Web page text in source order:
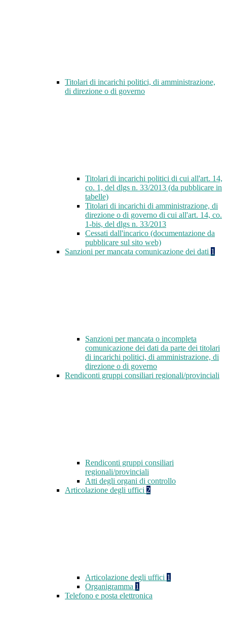
Titolari di incarichi politici, di amministrazione,
di direzione o di governo
Titolari di incarichi politici di cui all'art. 14,
co. 1, del dlgs n. 33/2013 (da pubblicare in
tabelle)
Titolari di incarichi di amministrazione, di
direzione o di governo di cui all'art. 14, co.
1-bis, del dlgs n. 33/2013
Cessati dall'incarico (documentazione da
pubblicare sul sito web)
Sanzioni per mancata comunicazione dei dati 1
Sanzioni per mancata o incompleta
comunicazione dei dati da parte dei titolari
di incarichi politici, di amministrazione, di
direzione o di governo
Rendiconti gruppi consiliari regionali/provinciali
Rendiconti gruppi consiliari
regionali/provinciali
Atti degli organi di controllo
Articolazione degli uffici 2
Articolazione degli uffici 1
Organigramma 1
Telefono e posta elettronica